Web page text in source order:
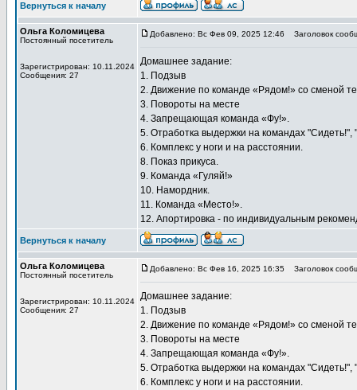
Вернуться к началу
Ольга Коломицева
Постоянный посетитель
Зарегистрирован: 10.11.2024
Сообщения: 27
Добавлено: Вс Фев 09, 2025 12:46 Заголовок
Домашнее задание:
1. Подзыв
2. Движение по команде «Рядом!» со сменой
3. Повороты на месте
4. Запрещающая команда «Фу!».
5. Отработка выдержки на командах "Сидеть!",
6. Комплекс у ноги и на расстоянии.
8. Показ прикуса.
9. Команда «Гуляй!»
10. Намордник.
11. Команда «Место!».
12. Апортировка - по индивидуальным
Вернуться к началу
Ольга Коломицева
Постоянный посетитель
Зарегистрирован: 10.11.2024
Сообщения: 27
Добавлено: Вс Фев 16, 2025 16:35 Заголовок
Домашнее задание:
1. Подзыв
2. Движение по команде «Рядом!» со сменой
3. Повороты на месте
4. Запрещающая команда «Фу!».
5. Отработка выдержки на командах "Сидеть!",
6. Комплекс у ноги и на расстоянии.